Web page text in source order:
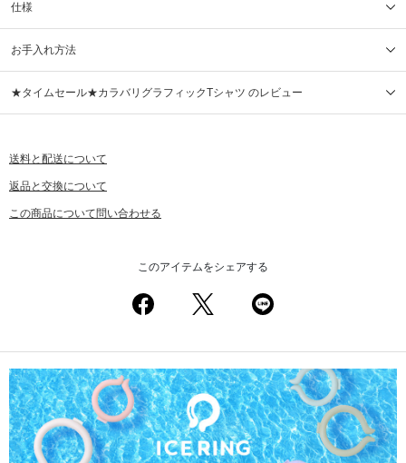
仕様
お手入れ方法
★タイムセール★カラバリグラフィックTシャツ のレビュー
送料と配送について
返品と交換について
この商品について問い合わせる
このアイテムをシェアする